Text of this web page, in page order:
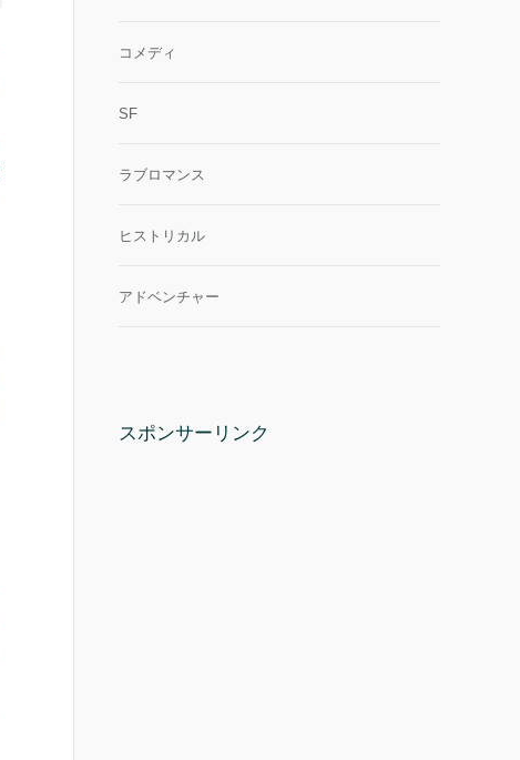
コメディ
SF
ラブロマンス
ヒストリカル
アドベンチャー
スポンサーリンク